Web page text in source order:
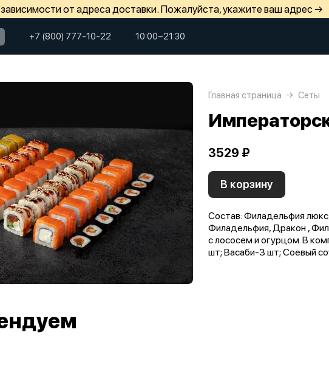
от адреса доставки. Пожалуйста, укажите ваш адрес →
+7 (800) 777-10-22 10:00−21:30
Главная страница Сеты
3529 ₽
В корзину
Состав: Филадельфия
Филадельфия, Дракон ,
с лососем и огурцом. В
шт; Васаби-3 шт; Соевый